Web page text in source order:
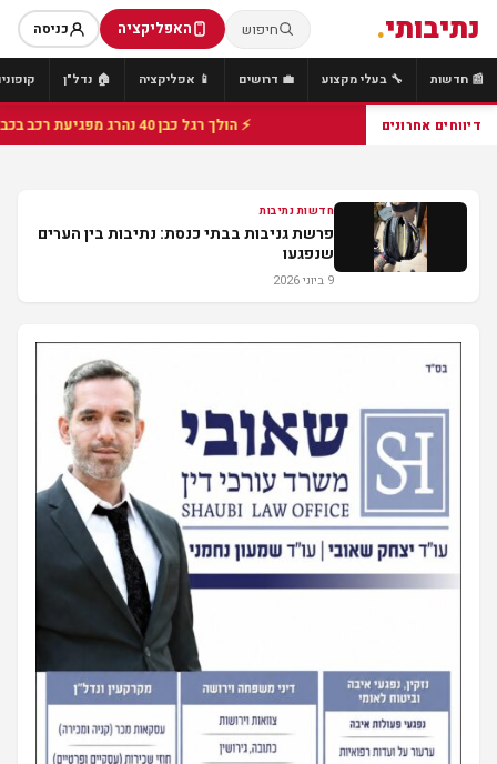
נתיבותי. חיפוש האפליקציה כניסה
📰 חדשות 🔧 בעלי מקצוע 💼 דרושים 📱 אפליקציה 🏠 נדל"ן
דיווחים אחרונים ⚡ הולך רגל כבן 40 נהרג מפגיעת רכב בכביש 25 סמוך לצומת הנשיא, מתנדבי זק"א פועלו בזירה
חדשות נתיבות
פרשת גניבות בבתי כנסת: נתיבות בין הערים
שנפגעו
9 ביוני 2026